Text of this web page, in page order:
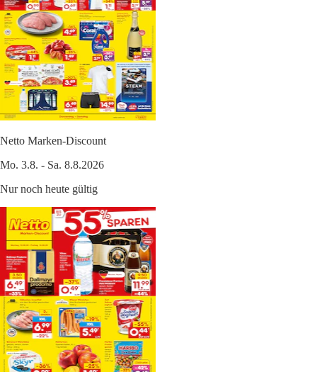
Netto Marken-Discount
Mo. 3.8. - Sa. 8.8.2026
Nur noch heute gültig